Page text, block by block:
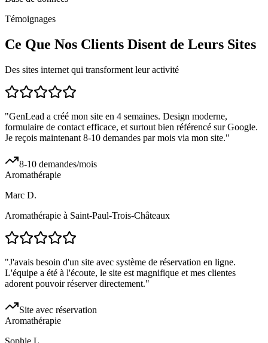
Témoignages
Ce Que Nos Clients Disent de Leurs Sites
Des sites internet qui transforment leur activité
"GenLead a créé mon site en 4 semaines. Design moderne,
formulaire de contact efficace, et surtout bien référencé sur Google.
Je reçois maintenant 8-10 demandes par mois via mon site."
8-10 demandes/mois
Aromathérapie
Marc D.
Aromathérapie à Saint-Paul-Trois-Châteaux
"J'avais besoin d'un site avec système de réservation en ligne.
L'équipe a été à l'écoute, le site est magnifique et mes clientes
adorent pouvoir réserver directement."
Site avec réservation
Aromathérapie